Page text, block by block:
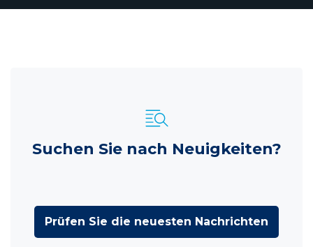
Suchen Sie nach Neuigkeiten?
Prüfen Sie die neuesten Nachrichten